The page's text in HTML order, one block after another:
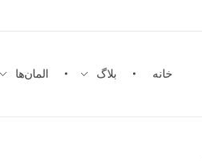
خانه بلاگ المان‌ها